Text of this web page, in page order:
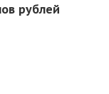
рублей